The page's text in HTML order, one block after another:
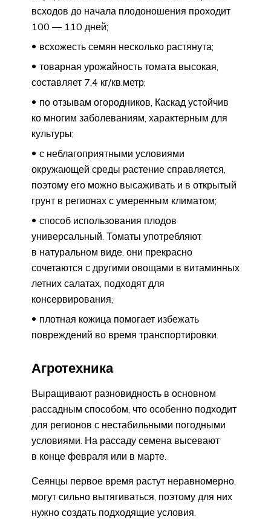
всходов до начала плодоношения проходит
100 — 110 дней;
всхожесть семян несколько растянута;
товарная урожайность томата высокая,
составляет 7,4 кг/кв.метр;
по отзывам огородников, Каскад устойчив
ко многим заболеваниям, характерным для
культуры;
с неблагоприятными условиями
окружающей среды растение справляется,
поэтому его можно высаживать и в открытый
грунт в регионах с умеренным климатом;
способ использования плодов
универсальный. Томаты употребляют
в натуральном виде, они прекрасно
сочетаются с другими овощами в витаминных
летних салатах, подходят для
консервирования;
плотная кожица помогает избежать
повреждений во время транспортировки.
Агротехника
Выращивают разновидность в основном
рассадным способом, что особенно подходит
для регионов с нестабильными погодными
условиями. На рассаду семена высевают
в конце февраля или в марте.
Сеянцы первое время растут неравномерно,
могут сильно вытягиваться, поэтому для них
нужно создать подходящие условия.